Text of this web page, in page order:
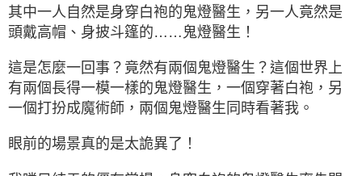
其中一人自然是身穿白袍的鬼燈醫生，另一人竟然是
頭戴高帽、身披斗篷的……鬼燈醫生！
這是怎麼一回事？竟然有兩個鬼燈醫生？這個世界上
有兩個長得一模一樣的鬼燈醫生，一個穿著白袍，另
一個打扮成魔術師，兩個鬼燈醫生同時看著我。
眼前的場景真的是太詭異了！